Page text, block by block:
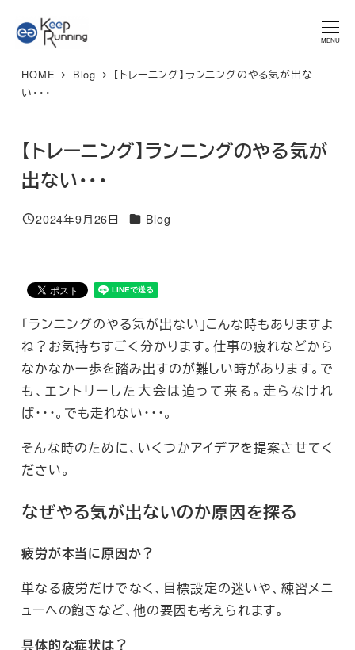
イ
MENU
★マラソンプラン 体験レッスン★ 特別限定価格 3,300円 → ご
予約はこちら
HOME Blog
【トレーニング】ランニングのやる気が出な
い・・・
【トレーニング】ランニングのやる気が
出ない・・・
投稿日
2024年9月26日 カテゴリー
Blog
「ランニングのやる気が出ない」こんな時もありますよ
ね？お気持ちすごく分かります。仕事の疲れなどから
なかなか一歩を踏み出すのが難しい時があります。で
も、エントリーした大会は迫って来る。走らなけれ
ば・・・。でも走れない・・・。
そんな時のために、いくつかアイデアを提案させてく
ださい。
なぜやる気が出ないのか原因を探る
疲労が本当に原因か？
単なる疲労だけでなく、目標設定の迷いや、練習メニ
ューへの飽きなど、他の要因も考えられます。
具体的な症状は？